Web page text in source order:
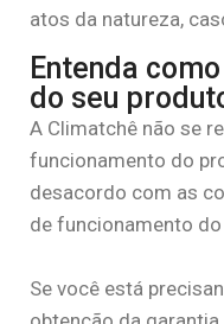
atos da natureza,
Entenda
do seu
A Climatchê não se
funcionamento do
desacordo com as
de funcionamento
Se você está